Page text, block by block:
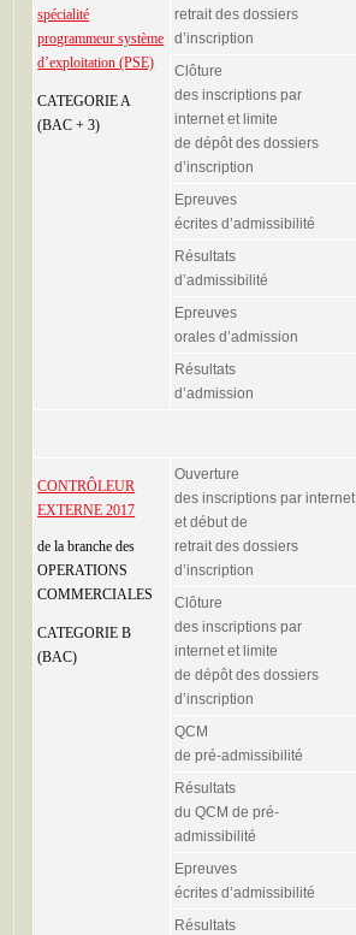
spécialité
programmeur système
d’exploitation (PSE)
CATEGORIE A
(BAC + 3)
retrait des dossiers
d’inscription
Clôture
des inscriptions par
internet et limite
de dépôt des dossiers
d’inscription
Epreuves
écrites d’admissibilité
Résultats
d’admissibilité
Epreuves
orales d’admission
Résultats
d’admission
CONTRÔLEUR
EXTERNE 2017
de la branche des
OPERATIONS
COMMERCIALES
CATEGORIE B
(BAC)
Ouverture
des inscriptions par internet
et début de
retrait des dossiers
d’inscription
Clôture
des inscriptions par
internet et limite
de dépôt des dossiers
d’inscription
QCM
de pré-admissibilité
Résultats
du QCM de pré-
admissibilité
Epreuves
écrites d’admissibilité
Résultats